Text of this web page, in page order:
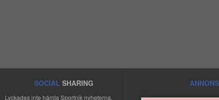
SOCIAL SHARING
Lyckades inte hämta Sportnik nyheterna.